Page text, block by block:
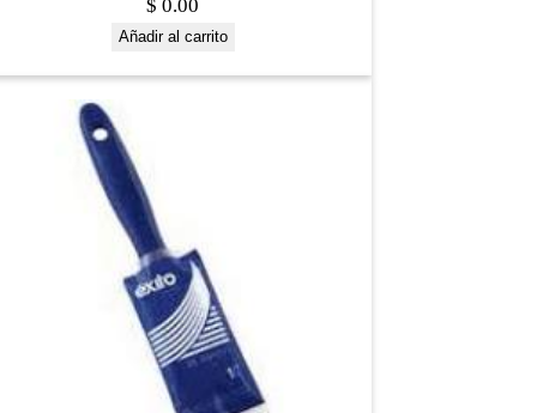
$ 0.00
Añadir al carrito